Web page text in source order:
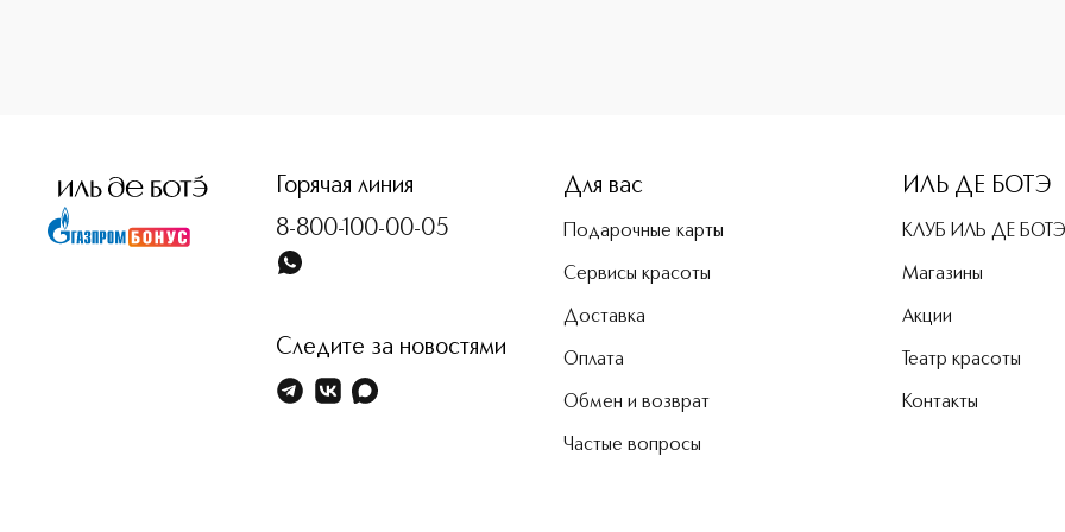
Горячая линия
8-800-100-00-05
Следите за новостями
Для вас
Подарочные карты
Сервисы красоты
Доставка
Оплата
Обмен и возврат
Частые вопросы
ИЛЬ ДЕ БОТЭ
КЛУБ ИЛЬ ДЕ БОТЭ
Магазины
Акции
Театр красоты
Контакты